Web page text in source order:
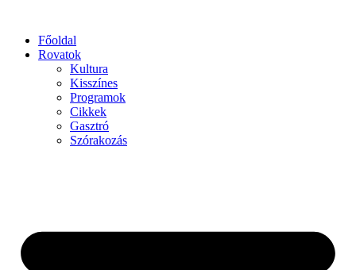
Főoldal
Rovatok
Kultura
Kisszínes
Programok
Cikkek
Gasztró
Szórakozás